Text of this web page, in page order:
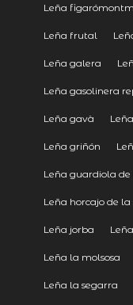
Leña
Leña frutal
Leña galera
Leña gasolinera
Leña gavà
Leña griñón
Leña guardiola
Leña horcajo de la
Leña jorba
Leña la molsosa
Leña la segarra